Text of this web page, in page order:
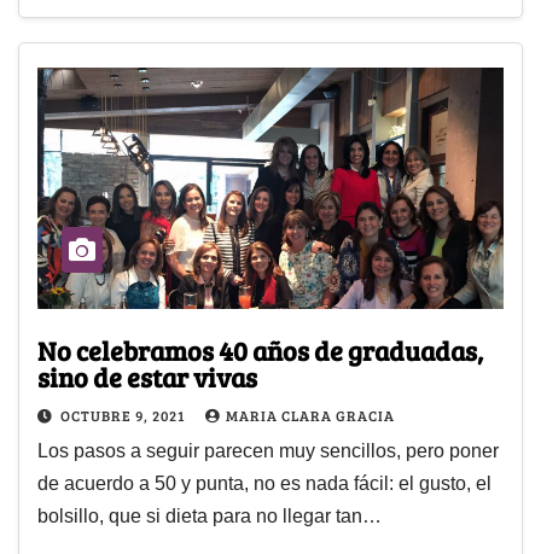
No celebramos 40 años de graduadas,
sino de estar vivas
OCTUBRE 9, 2021 MARIA CLARA GRACIA
Los pasos a seguir parecen muy sencillos, pero poner
de acuerdo a 50 y punta, no es nada fácil: el gusto, el
bolsillo, que si dieta para no llegar tan…